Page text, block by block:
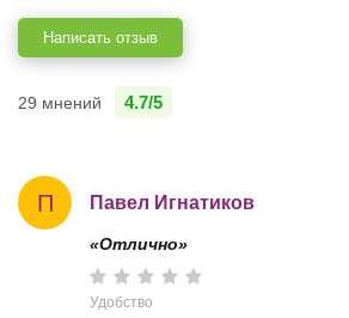
Написать отзыв
29 мнений 4.7/5
П Павел Игнатиков
«Отлично»
Удобство